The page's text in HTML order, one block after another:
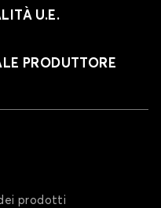
U.E.
PRODUTTORE
prodotti